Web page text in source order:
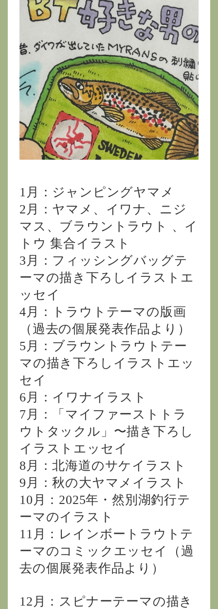
1月：ジャンピングヤマメ
2月：ヤマメ、イワナ、ニジ
マス、ブラウントラウト 、イ
トウ 集合イラスト
3月：フィッシングバッグテ
ーマの描き下ろしイラストエ
ッセイ
4月：トラウトテーマの版画
（過去の個展発表作品より）
5月：ブラウントラウトテー
マの描き下ろしイラストエッ
セイ
6月：イワナイラスト
7月：「マイファーストトラ
ウトタックル」〜描き下ろし
イラストエッセイ
8月：北海道のサケイラスト
9月：秋の大ヤマメイラスト
10月：2025年・然別湖釣行テ
ーマのイラスト
11月：レインボートラウトテ
ーマのコミックエッセイ（過
去の個展発表作品より）
12月：スピナーテーマの描き